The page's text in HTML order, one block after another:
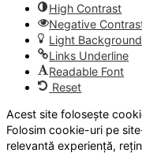
High Contrast
Negative
Light Background
Links Underline
Readable Font
Reset
Acest site folosește
Folosim cookie-uri pe
relevantă experiență,